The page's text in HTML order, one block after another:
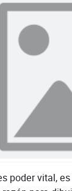
poder vital,